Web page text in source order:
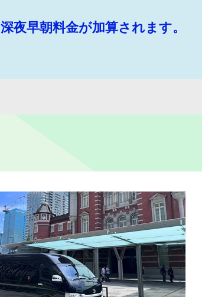
夜早朝料金が加算されます。